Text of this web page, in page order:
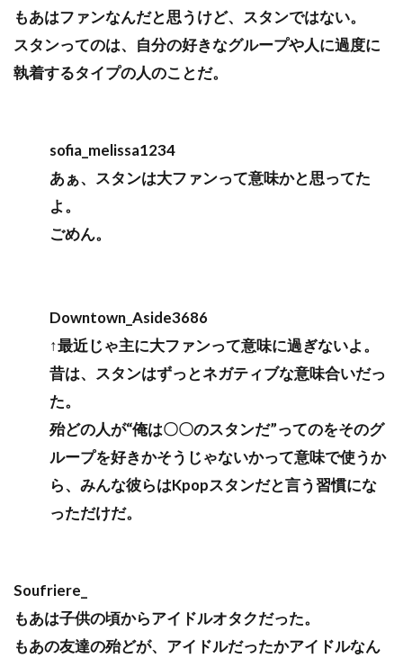
もあはファンなんだと思うけど、スタンではない。
スタンってのは、自分の好きなグループや人に過度に
執着するタイプの人のことだ。
sofia_melissa1234
あぁ、スタンは大ファンって意味かと思ってた
よ。
ごめん。
Downtown_Aside3686
↑最近じゃ主に大ファンって意味に過ぎないよ。
昔は、スタンはずっとネガティブな意味合いだっ
た。
殆どの人が“俺は〇〇のスタンだ”ってのをそのグ
ループを好きかそうじゃないかって意味で使うか
ら、みんな彼らはKpopスタンだと言う習慣にな
っただけだ。
Soufriere_
もあは子供の頃からアイドルオタクだった。
もあの友達の殆どが、アイドルだったかアイドルなん